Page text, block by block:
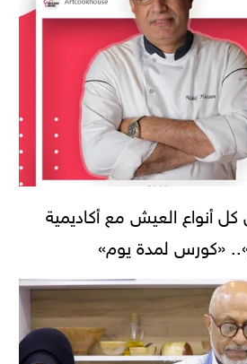
أنواع العيش مع أكاديمية
«كورس لمدة يوم»